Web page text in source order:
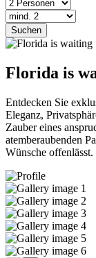
Suchen
Florida is
Entdecken Sie
Eleganz,
Zauber eines
atemberaubenden
Wünsche